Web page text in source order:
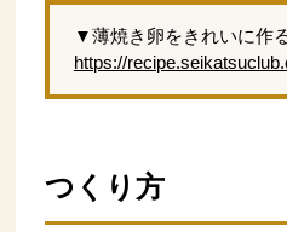
▼薄焼き卵をきれいに作
https://
つくり方